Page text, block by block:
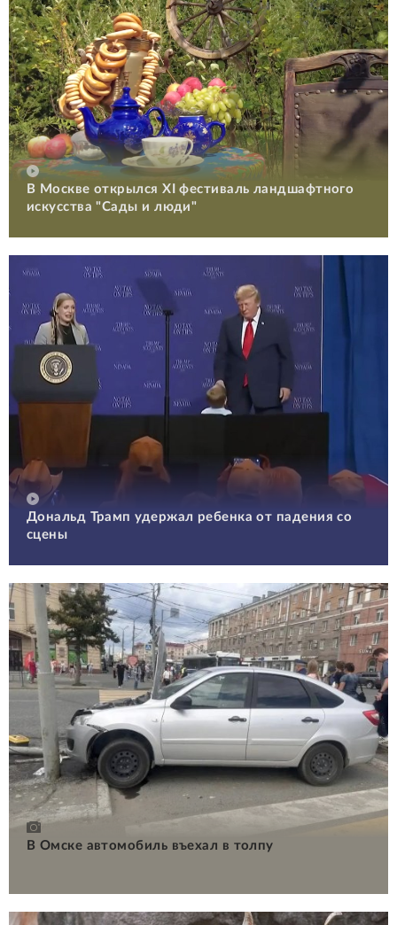
В Москве открылся XI фестиваль ландшафтного
искусства "Сады и люди"
Дональд Трамп удержал ребенка от падения со
сцены
В Омске автомобиль въехал в толпу